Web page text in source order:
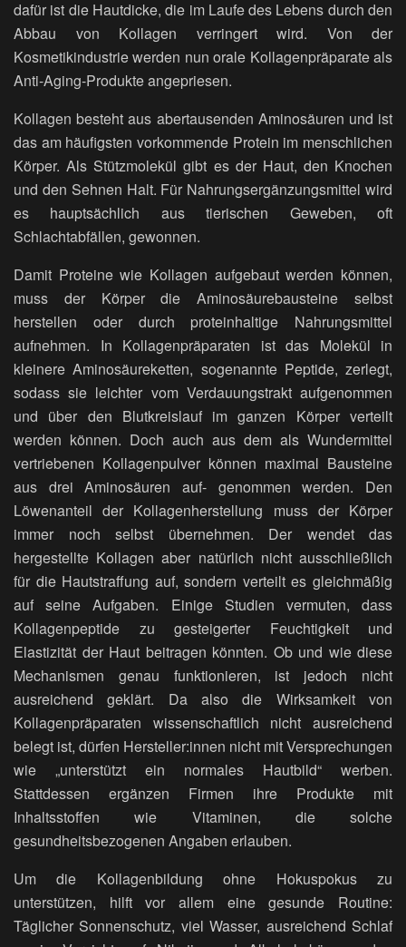
dafür ist die Hautdicke, die im Laufe des Lebens durch den
Abbau von Kollagen verringert wird. Von der
Kosmetikindustrie werden nun orale Kollagenpräparate als
Anti-Aging-Produkte angepriesen.
Kollagen besteht aus abertausenden Aminosäuren und ist
das am häufigsten vorkommende Protein im menschlichen
Körper. Als Stützmolekül gibt es der Haut, den Knochen
und den Sehnen Halt. Für Nahrungsergänzungsmittel wird
es hauptsächlich aus tierischen Geweben, oft
Schlachtabfällen, gewonnen.
Damit Proteine wie Kollagen aufgebaut werden können,
muss der Körper die Aminosäurebausteine selbst
herstellen oder durch proteinhaltige Nahrungsmittel
aufnehmen. In Kollagenpräparaten ist das Molekül in
kleinere Aminosäureketten, sogenannte Peptide, zerlegt,
sodass sie leichter vom Verdauungstrakt aufgenommen
und über den Blutkreislauf im ganzen Körper verteilt
werden können. Doch auch aus dem als Wundermittel
vertriebenen Kollagenpulver können maximal Bausteine
aus drei Aminosäuren auf- genommen werden. Den
Löwenanteil der Kollagenherstellung muss der Körper
immer noch selbst übernehmen. Der wendet das
hergestellte Kollagen aber natürlich nicht ausschließlich
für die Hautstraffung auf, sondern verteilt es gleichmäßig
auf seine Aufgaben. Einige Studien vermuten, dass
Kollagenpeptide zu gesteigerter Feuchtigkeit und
Elastizität der Haut beitragen könnten. Ob und wie diese
Mechanismen genau funktionieren, ist jedoch nicht
ausreichend geklärt. Da also die Wirksamkeit von
Kollagenpräparaten wissenschaftlich nicht ausreichend
belegt ist, dürfen Hersteller:innen nicht mit Versprechungen
wie „unterstützt ein normales Hautbild“ werben.
Stattdessen ergänzen Firmen ihre Produkte mit
Inhaltsstoffen wie Vitaminen, die solche
gesundheitsbezogenen Angaben erlauben.
Um die Kollagenbildung ohne Hokuspokus zu
unterstützen, hilft vor allem eine gesunde Routine:
Täglicher Sonnenschutz, viel Wasser, ausreichend Schlaf